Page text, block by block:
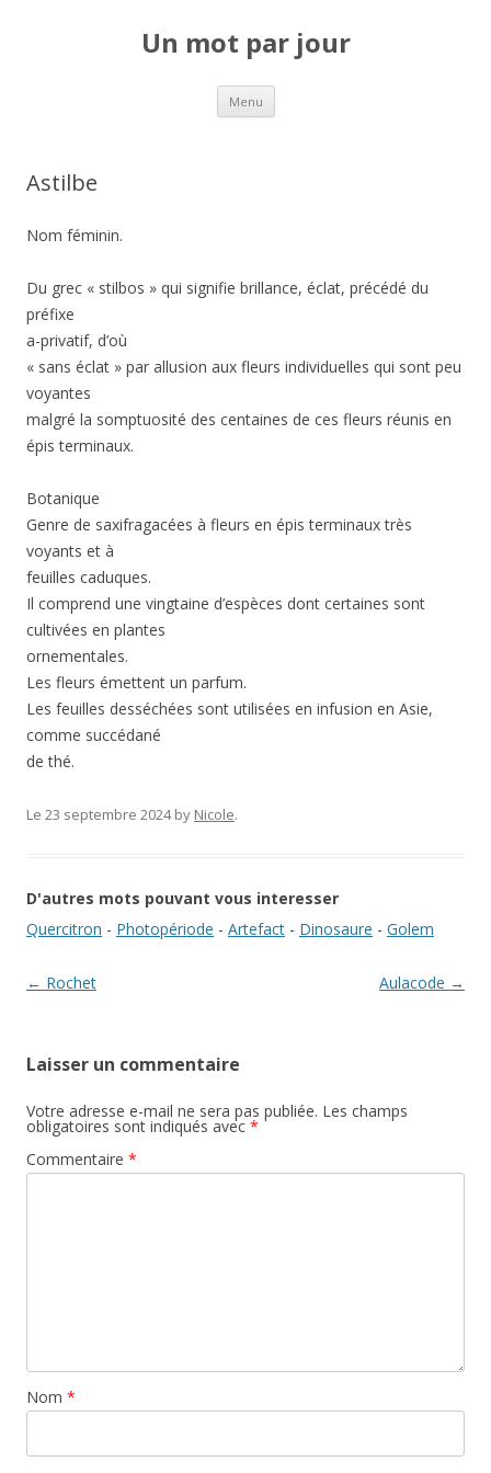
Un mot par jour
Menu Aller au contenu principal
Astilbe
Nom féminin.
Du grec « stilbos » qui signifie brillance, éclat, précédé du
préfixe
a-privatif, d’où
« sans éclat » par allusion aux fleurs individuelles qui sont peu
voyantes
malgré la somptuosité des centaines de ces fleurs réunis en
épis terminaux.
Botanique
Genre de saxifragacées à fleurs en épis terminaux très
voyants et à
feuilles caduques.
Il comprend une vingtaine d’espèces dont certaines sont
cultivées en plantes
ornementales.
Les fleurs émettent un parfum.
Les feuilles desséchées sont utilisées en infusion en Asie,
comme succédané
de thé.
Le 23 septembre 2024by Nicole.
D'autres mots pouvant vous interesser
Quercitron - Photopériode - Artefact - Dinosaure - Golem
Navigation des articles
← Rochet Aulacode →
Laisser un commentaire
Votre adresse e-mail ne sera pas publiée. Les champs
obligatoires sont indiqués avec *
Commentaire *
Nom *